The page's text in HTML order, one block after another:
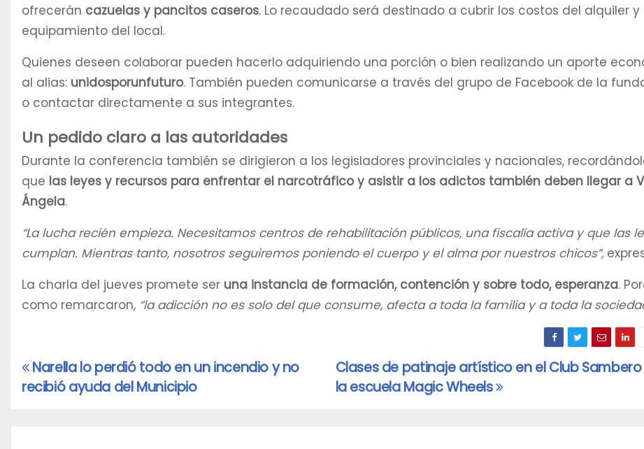
ofrecerán cazuelas y pancitos caseros. Lo recaudado será destinado a cubrir los costos del alquiler y
equipamiento del local.
Quienes deseen colaborar pueden hacerlo adquiriendo una porción o bien realizando un aporte
al alias: unidosporunfuturo. También pueden comunicarse a través del grupo de Facebook de la
o contactar directamente a sus integrantes.
Un pedido claro a las autoridades
Durante la conferencia también se dirigieron a los legisladores provinciales y nacionales,
que las leyes y recursos para enfrentar el narcotráfico y asistir a los adictos también deben llegar a
Ángela.
“La lucha recién empieza. Necesitamos centros de rehabilitación públicos, una fiscalía activa y que las
cumplan. Mientras tanto, nosotros seguiremos poniendo el cuerpo y el alma por nuestros chicos”,
La charla del jueves promete ser una instancia de formación, contención y sobre todo, esperanza.
como remarcaron, “la adicción no es solo del que consume, afecta a toda la familia y a toda la
Navegación
de
Clases de patinaje artístico en el Club
la escuela Magic Wheels
Narella lo perdió todo en un incendio y no
recibió ayuda del Municipio